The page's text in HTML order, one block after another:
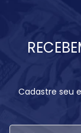
Cadastre seu